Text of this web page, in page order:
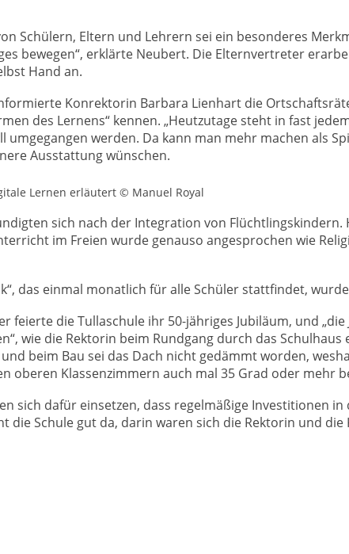
Schülern, Eltern und Lehrern sei ein besonderes
bewegen“, erklärte Neubert. Die Elternvertreter
Hand an.
Konrektorin Barbara Lienhart die
des Lernens“ kennen. „Heutzutage steht in fast
umgegangen werden. Da kann man mehr machen als
Ausstattung wünschen.
Lernen erläutert © Manuel Royal
sich nach der Integration von Flüchtlingskindern.
im Freien wurde genauso angesprochen wie
das einmal monatlich für alle Schüler stattfindet,
feierte die Tullaschule ihr 50-jähriges Jubiläum, und
wie die Rektorin beim Rundgang durch das
beim Bau sei das Dach nicht gedämmt worden,
oberen Klassenzimmern auch mal 35 Grad oder mehr
sich dafür einsetzen, dass regelmäßige Investitionen
die Schule gut da, darin waren sich die Rektorin und